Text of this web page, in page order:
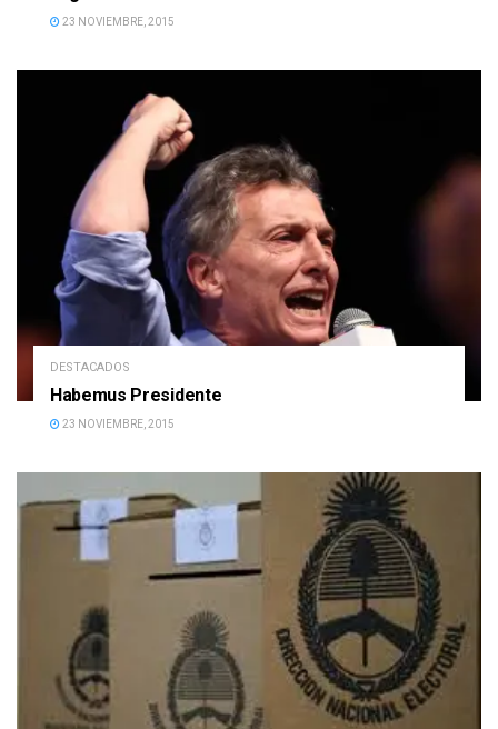
23 NOVIEMBRE, 2015
DESTACADOS
Habemus Presidente
23 NOVIEMBRE, 2015